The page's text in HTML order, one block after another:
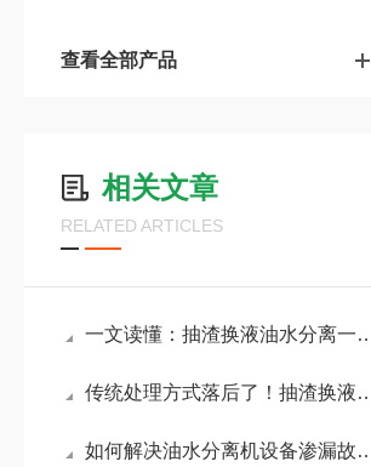
查看全部产品
相关文章
RELATED ARTICLES
一文读懂：抽渣换液油水分离一体机核心原理与运行逻辑
传统处理方式落后了！抽渣换液油水分离一体机优势对比
如何解决油水分离机设备渗漏故障？